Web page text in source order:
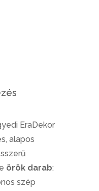
EraDekor
alapos
örök darab:
szép